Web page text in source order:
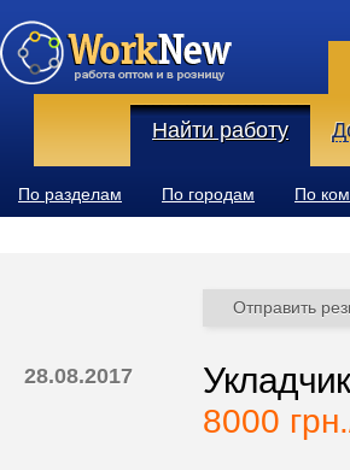
Найти работу
По разделам По городам По
Отправить
28.08.2017
8000